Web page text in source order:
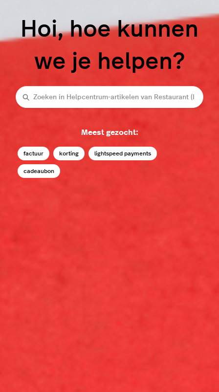
Hoi, hoe kunnen
we je helpen?
Zoeken
Meest gezocht:
factuur korting lightspeed payments
cadeaubon